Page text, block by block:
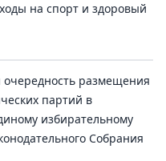
на спорт и здоровый
очередность размещения
партий в
избирательному
Собрания